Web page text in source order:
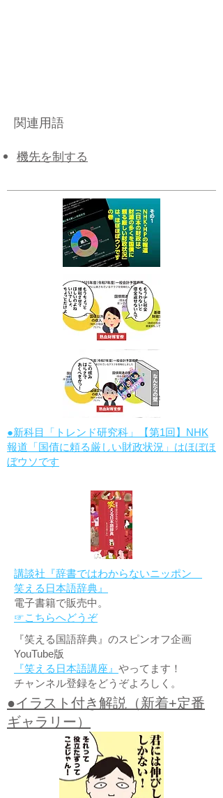
関連用語
機先を制する
●新科目「トレンド研究科」【第1回】NHK
報道「国債に頼る厳しい財政状況」はほぼほ
ぼウソです
講談社『辞書ではわからないニッポン
笑える日本語辞典』
電子書籍で販売中。
☞こちらへどうぞ
『笑える国語辞典』のスピンオフ企画
YouTube版
『笑える日本語講座』 やってます！
チャンネル登録をどうぞよろしく。
●イラスト付き解説（新着+定番
ギャラリー）